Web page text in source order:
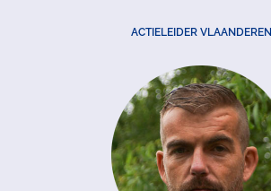
ACTIELEIDER VLAANDEREN